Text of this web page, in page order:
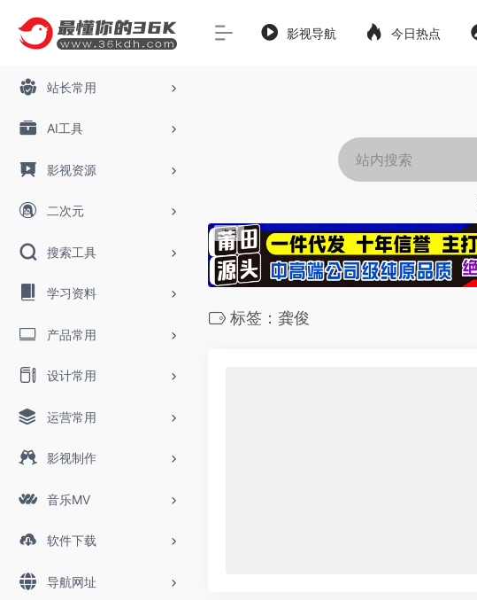
站长常用
AI工具
影视资源
二次元
搜索工具
学习资料
产品常用
设计常用
运营常用
影视制作
音乐MV
软件下载
导航网址
影视导航 今日热点
标签：龚俊